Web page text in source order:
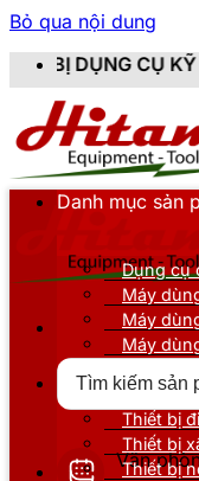
Bỏ qua nội dung
KỸ THUẬT
Văn
Danh mục sản
Dụng cụ
Máy
Máy
Máy
Thiết bị
Thiết bị
Thiết bị
Thiết bị